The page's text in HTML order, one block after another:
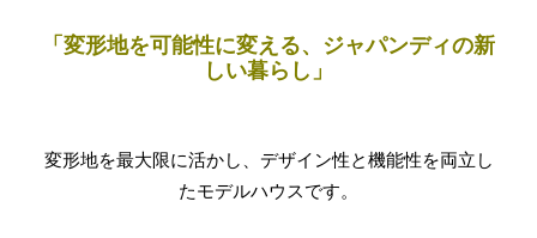
「変形地を可能性に変える、ジャパンディの新
しい暮らし」
変形地を最大限に活かし、デザイン性と機能性を両立し
たモデルハウスです。